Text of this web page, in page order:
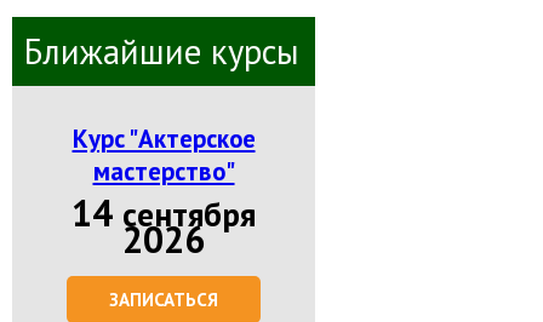
Ближайшие курсы
Курс "Актерское
мастерство"
14 сентября
2026
ЗАПИСАТЬСЯ